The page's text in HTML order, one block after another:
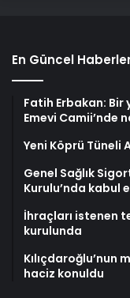
En Güncel
Fatih Erbakan: Bir
Emevi Camii’nde
Yeni Köprü Tüneli
Genel Sağlık
Kurulu’nda kabul
İhraçları istenen
kurulunda
Kılıçdaroğlu’nun
haciz konuldu